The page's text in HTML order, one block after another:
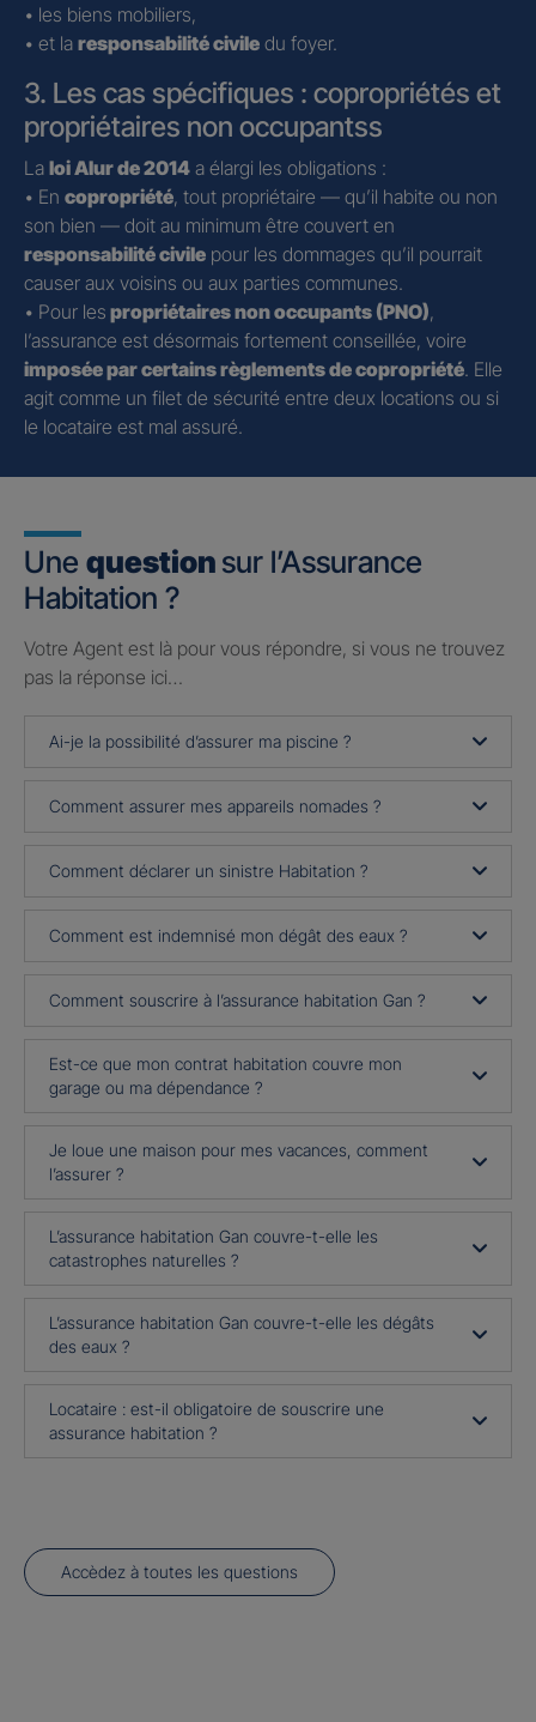
• les biens mobiliers,
• et la responsabilité civile du foyer.
3. Les cas spécifiques : copropriétés et
propriétaires non occupantss
La loi Alur de 2014 a élargi les obligations :
• En copropriété, tout propriétaire — qu’il habite ou non
son bien — doit au minimum être couvert en
responsabilité civile pour les dommages qu’il pourrait
causer aux voisins ou aux parties communes.
• Pour les propriétaires non occupants (PNO),
l’assurance est désormais fortement conseillée, voire
imposée par certains règlements de copropriété. Elle
agit comme un filet de sécurité entre deux locations ou si
le locataire est mal assuré.
Une question sur l’Assurance
Habitation ?
Votre Agent est là pour vous répondre, si vous ne trouvez
pas la réponse ici…
Ai-je la possibilité d’assurer ma piscine ?
Comment assurer mes appareils nomades ?
Comment déclarer un sinistre Habitation ?
Comment est indemnisé mon dégât des eaux ?
Comment souscrire à l’assurance habitation Gan ?
Est-ce que mon contrat habitation couvre mon
garage ou ma dépendance ?
Je loue une maison pour mes vacances, comment
l’assurer ?
L’assurance habitation Gan couvre-t-elle les
catastrophes naturelles ?
L’assurance habitation Gan couvre-t-elle les dégâts
des eaux ?
Locataire : est-il obligatoire de souscrire une
assurance habitation ?
Accèdez à toutes les questions